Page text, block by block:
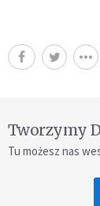
Tworzymy
Tu możesz nas